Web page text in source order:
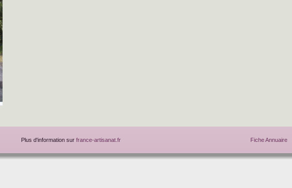
Plus d'information sur france-artisanat.fr Fiche Annuaire